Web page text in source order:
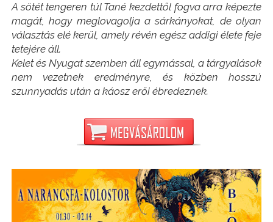
A sötét tengeren túl Tané kezdettől fogva arra képezte
magát, hogy meglovagolja a sárkányokat, de olyan
választás elé kerül, amely révén egész addigi élete feje
tetejére áll.
Kelet és Nyugat szemben áll egymással, a tárgyalások
nem vezetnek eredményre, és közben hosszú
szunnyadás után a káosz erői ébredeznek.